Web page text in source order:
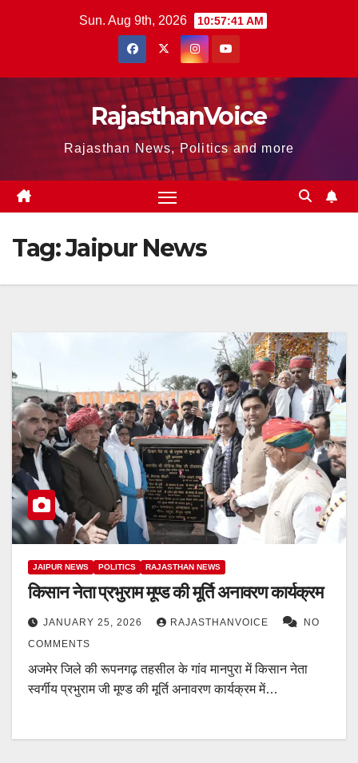
Sun. Aug 9th, 2026 10:57:42 AM
RajasthanVoice
Rajasthan News, Politics and more
Tag:Jaipur News
JAIPUR NEWS POLITICS RAJASTHAN NEWS
किसान नेता प्रभुराम मूण्ड की मूर्ति अनावरण कार्यक्रम
JANUARY 25, 2026 RAJASTHANVOICE
NO
COMMENTS
अजमेर जिले की रूपनगढ़ तहसील के गांव मानपुरा में किसान नेता
स्वर्गीय प्रभुराम जी मूण्ड की मूर्ति अनावरण कार्यक्रम में…